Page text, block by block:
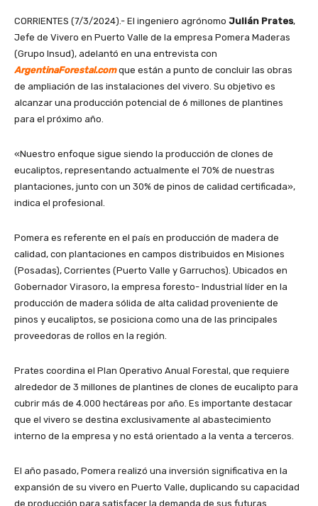
CORRIENTES (7/3/2024).- El ingeniero agrónomo Julián Prates,
Jefe de Vivero en Puerto Valle de la empresa Pomera Maderas
(Grupo Insud), adelantó en una entrevista con
ArgentinaForestal.com que están a punto de concluir las obras
de ampliación de las instalaciones del vivero. Su objetivo es
alcanzar una producción potencial de 6 millones de plantines
para el próximo año.
«Nuestro enfoque sigue siendo la producción de clones de
eucaliptos, representando actualmente el 70% de nuestras
plantaciones, junto con un 30% de pinos de calidad certificada»,
indica el profesional.
Pomera es referente en el país en producción de madera de
calidad, con plantaciones en campos distribuidos en Misiones
(Posadas), Corrientes (Puerto Valle y Garruchos). Ubicados en
Gobernador Virasoro, la empresa foresto- Industrial líder en la
producción de madera sólida de alta calidad proveniente de
pinos y eucaliptos, se posiciona como una de las principales
proveedoras de rollos en la región.
Prates coordina el Plan Operativo Anual Forestal, que requiere
alrededor de 3 millones de plantines de clones de eucalipto para
cubrir más de 4.000 hectáreas por año. Es importante destacar
que el vivero se destina exclusivamente al abastecimiento
interno de la empresa y no está orientado a la venta a terceros.
El año pasado, Pomera realizó una inversión significativa en la
expansión de su vivero en Puerto Valle, duplicando su capacidad
de producción para satisfacer la demanda de sus futuras